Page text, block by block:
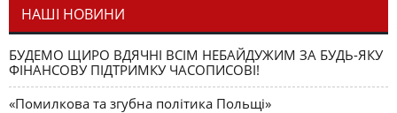
НАШІ НОВИНИ
БУДЕМО ЩИРО ВДЯЧНІ ВСІМ НЕБАЙДУЖИМ ЗА БУДЬ-ЯКУ
ФІНАНСОВУ ПІДТРИМКУ ЧАСОПИСОВІ!
«Помилкова та згубна політика Польщі»